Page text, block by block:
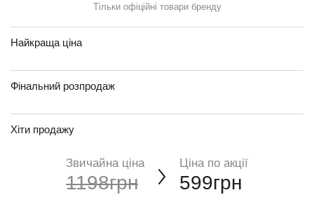
Тільки офіційні товари бренду
Найкраща ціна
Фінальний розпродаж
Хіти продажу
Звичайна ціна
1198грн
Ціна по акції
599грн